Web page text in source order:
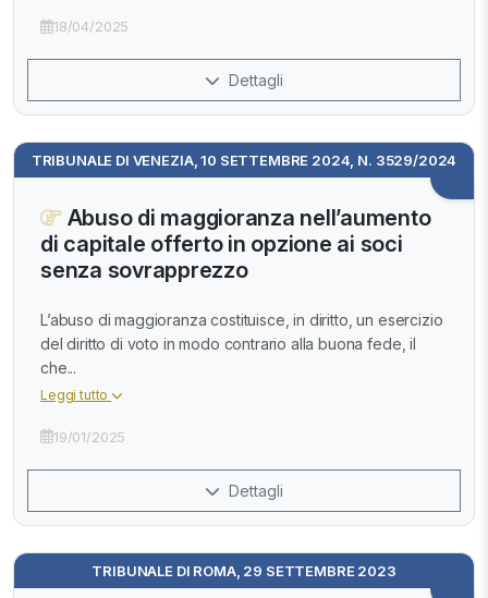
18/04/2025
Dettagli
TRIBUNALE DI VENEZIA, 10 SETTEMBRE 2024, N. 3529/2024
Abuso di maggioranza nell’aumento
di capitale offerto in opzione ai soci
senza sovrapprezzo
L’abuso di maggioranza costituisce, in diritto, un esercizio
del diritto di voto in modo contrario alla buona fede, il
che...
Leggi tutto
19/01/2025
Dettagli
TRIBUNALE DI ROMA, 29 SETTEMBRE 2023